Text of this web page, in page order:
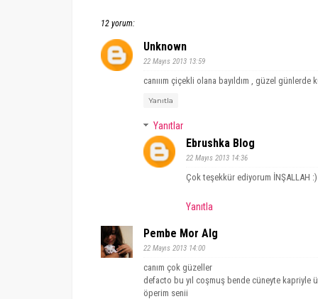
12 yorum:
Unknown
22 Mayıs 2013 13:59
canııım çiçekli olana bayıldım , güzel günlerde
Yanıtla
Yanıtlar
Ebrushka Blog
22 Mayıs 2013 14:36
Çok teşekkür ediyorum İNŞALLAH :)
Yanıtla
Pembe Mor Alg
22 Mayıs 2013 14:00
canım çok güzeller
defacto bu yıl coşmuş bende cüneyte kapriyle
öperim senii